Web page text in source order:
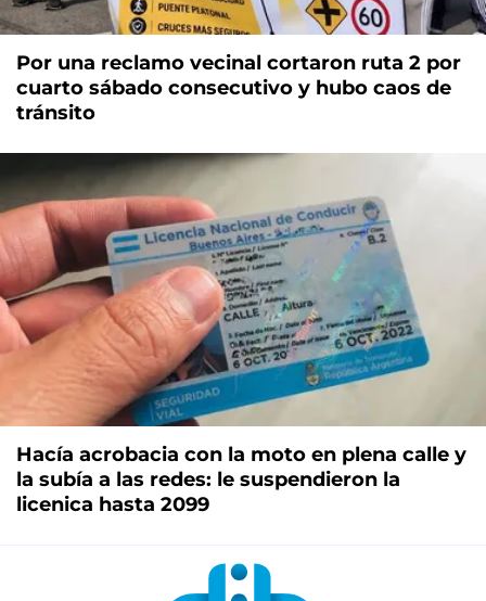
Por una reclamo vecinal cortaron ruta 2 por
cuarto sábado consecutivo y hubo caos de
tránsito
Hacía acrobacia con la moto en plena calle y
la subía a las redes: le suspendieron la
licenica hasta 2099